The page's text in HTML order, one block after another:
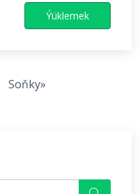
Ýüklemek
Soňky»